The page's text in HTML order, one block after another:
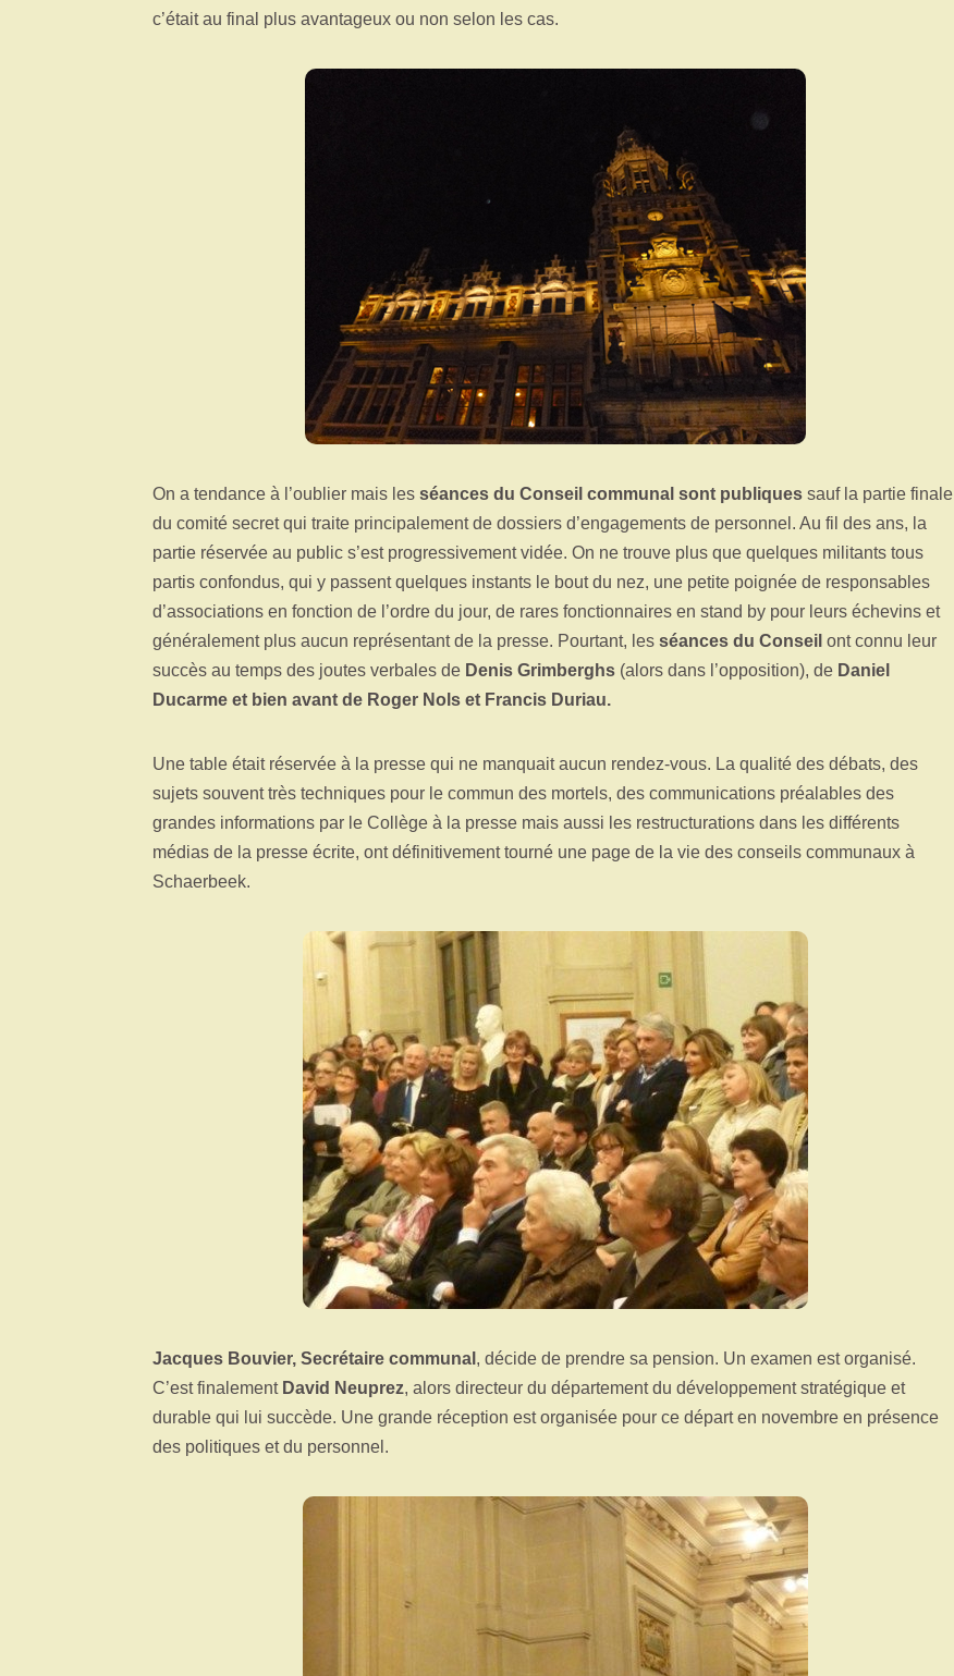
c’était au final plus avantageux ou non selon les cas.
On a tendance à l’oublier mais les séances du Conseil communal sont publiques sauf la partie finale
du comité secret qui traite principalement de dossiers d’engagements de personnel. Au fil des ans, la
partie réservée au public s’est progressivement vidée. On ne trouve plus que quelques militants tous
partis confondus, qui y passent quelques instants le bout du nez, une petite poignée de responsables
d’associations en fonction de l’ordre du jour, de rares fonctionnaires en stand by pour leurs échevins et
généralement plus aucun représentant de la presse. Pourtant, les séances du Conseil ont connu leur
succès au temps des joutes verbales de Denis Grimberghs (alors dans l’opposition), de Daniel
Ducarme et bien avant de Roger Nols et Francis Duriau.
Une table était réservée à la presse qui ne manquait aucun rendez-vous. La qualité des débats, des
sujets souvent très techniques pour le commun des mortels, des communications préalables des
grandes informations par le Collège à la presse mais aussi les restructurations dans les différents
médias de la presse écrite, ont définitivement tourné une page de la vie des conseils communaux à
Schaerbeek.
Jacques Bouvier, Secrétaire communal , décide de prendre sa pension. Un examen est organisé.
C’est finalement David Neuprez, alors directeur du département du développement stratégique et
durable qui lui succède. Une grande réception est organisée pour ce départ en novembre en présence
des politiques et du personnel.